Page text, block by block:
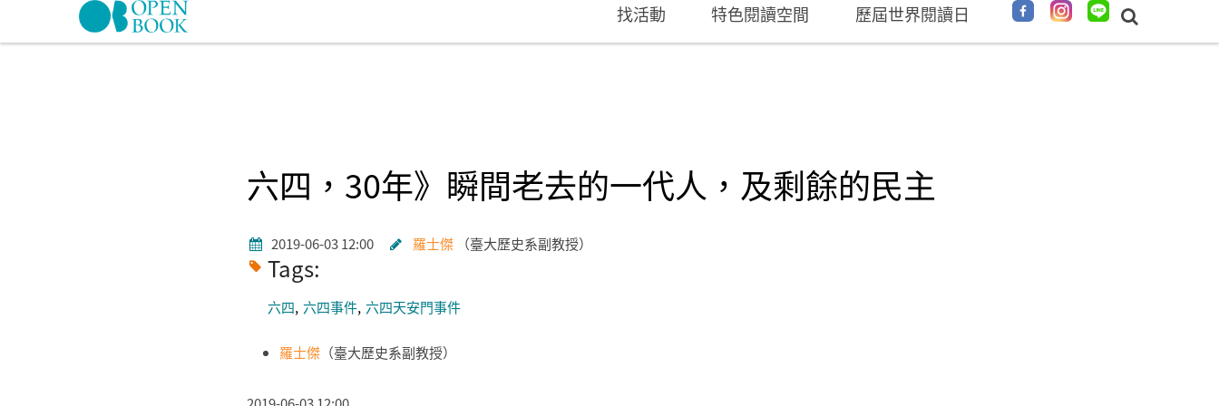
Skip to navigation 找活動 特色閱讀空間 歷屆世界閱讀日
六四，30年》瞬間老去的一代人，及剩餘的民主
2019-06-03 12:00 羅士傑 臺大歷史系副教授
Tags:
六四 六四事件 六四天安門事件
羅士傑 （臺大歷史系副教授）